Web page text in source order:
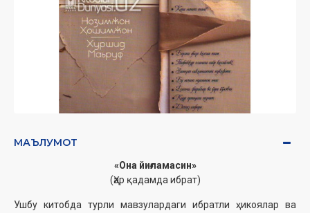
МАЪЛУМОТ
«Она йиғламасин»
(Ҳар қадамда ибрат)
Ушбу китобда турли мавзулардаги ибратли ҳикоялар ва